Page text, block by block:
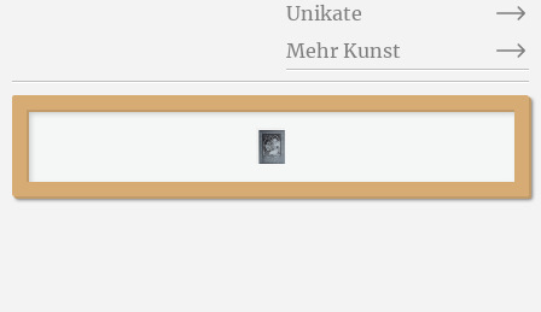
Unikate
Mehr Kunst